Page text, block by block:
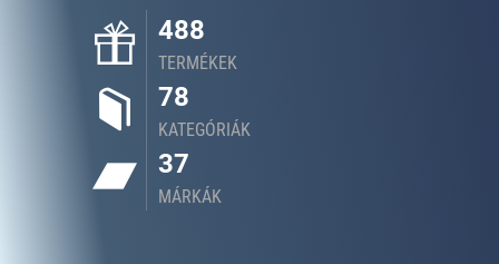
488
TERMÉKEK
78
KATEGÓRIÁK
37
MÁRKÁK